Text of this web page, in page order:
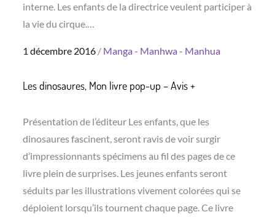
interne. Les enfants de la directrice veulent participer à
la vie du cirque.…
Posted
1 décembre 2016 Manga - Manhwa - Manhua
Les dinosaures, Mon livre pop-up – Avis +
Présentation de l’éditeur Les enfants, que les
dinosaures fascinent, seront ravis de voir surgir
d’impressionnants spécimens au fil des pages de ce
livre plein de surprises. Les jeunes enfants seront
séduits par les illustrations vivement colorées qui se
déploient lorsqu’ils tournent chaque page. Ce livre